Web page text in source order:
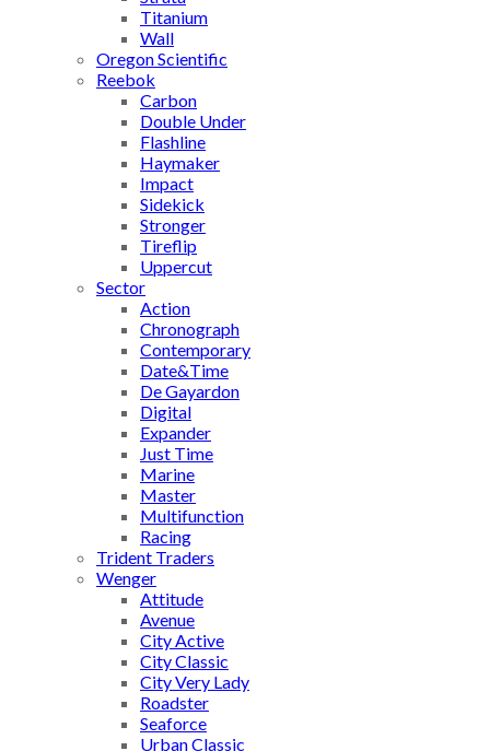
Titanium
Wall
Oregon Scientific
Reebok
Carbon
Double Under
Flashline
Haymaker
Impact
Sidekick
Stronger
Tireflip
Uppercut
Sector
Action
Chronograph
Contemporary
Date&Time
De Gayardon
Digital
Expander
Just Time
Marine
Master
Multifunction
Racing
Trident Traders
Wenger
Attitude
Avenue
City Active
City Classic
City Very Lady
Roadster
Seaforce
Urban Classic